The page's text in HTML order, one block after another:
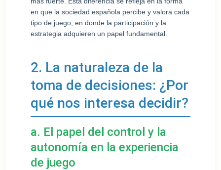
en que la sociedad española percibe y valora cada
tipo de juego, en donde la participación y la
estrategia adquieren un papel fundamental.
2. La naturaleza de la
toma de decisiones: ¿Por
qué nos interesa decidir?
a. El papel del control y la
autonomía en la experiencia
de juego